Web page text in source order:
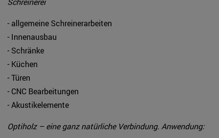
Schreinerei
- allgemeine Schreinerarbeiten
- Innenausbau
- Schränke
- Küchen
- Türen
- CNC Bearbeitungen
- Akustikelemente
Optiholz – eine ganz natürliche Verbindung. Anwendung: